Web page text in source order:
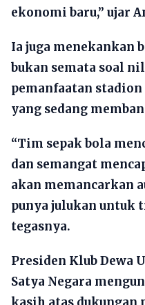
ekonomi baru,” ujar
Ia juga menekankan
bukan semata soal
pemanfaatan
yang sedang
“Tim sepak bola
dan semangat
akan memancarkan
punya julukan untuk
tegasnya.
Presiden Klub Dewa
Satya Negara